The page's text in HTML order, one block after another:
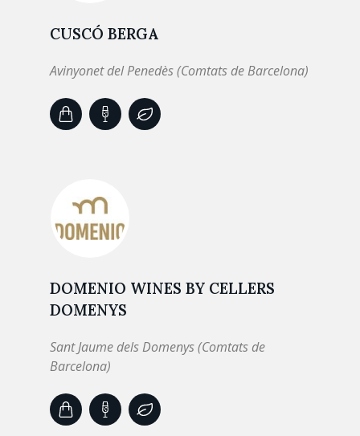
CUSCÓ BERGA
Avinyonet del Penedès (Comtats de Barcelona)
DOMENIO WINES BY CELLERS
DOMENYS
Sant Jaume dels Domenys (Comtats de
Barcelona)